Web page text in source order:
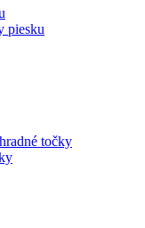
piesku
točky